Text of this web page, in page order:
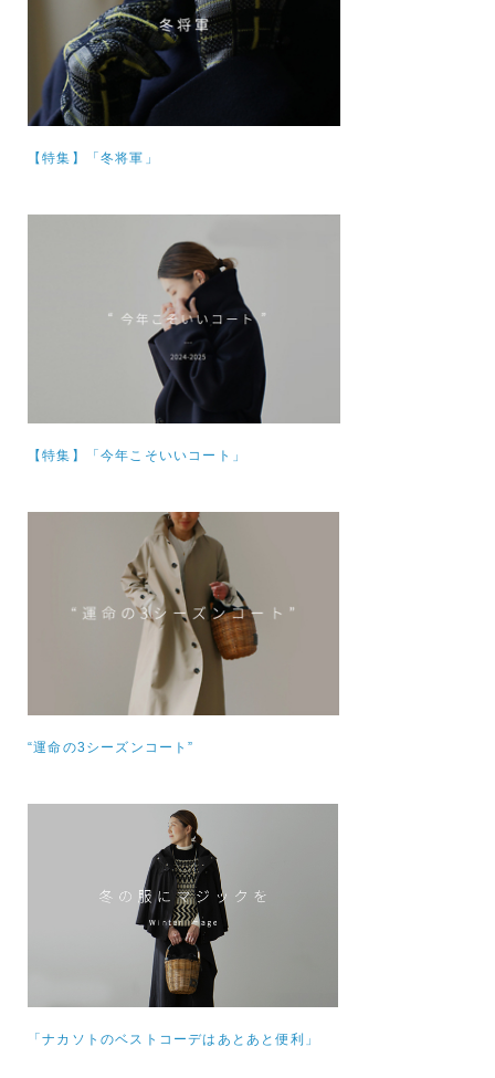
【特集】 「冬将軍」
【特集】 「今年こそいいコート」
“運命の3シーズンコート”
「ナカソトのベストコーデはあとあと便利」